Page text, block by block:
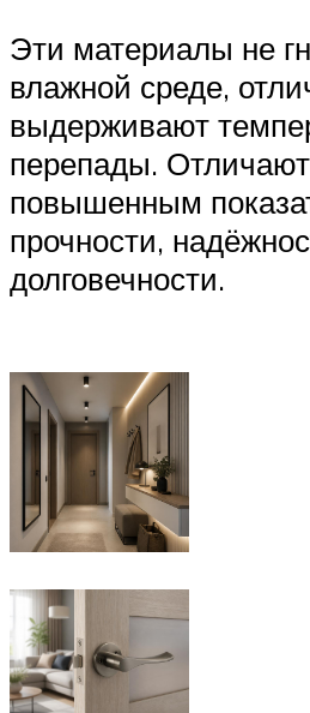
Эти материалы не
влажной среде,
выдерживают
перепады.
повышенным
прочности,
долговечности.